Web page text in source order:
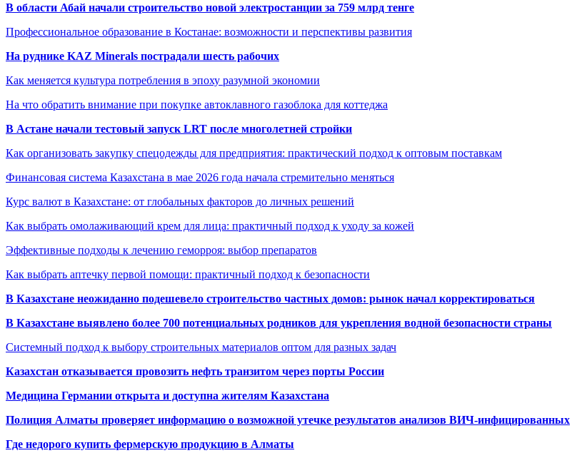
В области Абай начали строительство новой электростанции за 759 млрд тенге
Профессиональное образование в Костанае: возможности и перспективы развития
На руднике KAZ Minerals пострадали шесть рабочих
Как меняется культура потребления в эпоху разумной экономии
На что обратить внимание при покупке автоклавного газоблока для коттеджа
В Астане начали тестовый запуск LRT после многолетней стройки
Как организовать закупку спецодежды для предприятия: практический подход к оптовым поставкам
Финансовая система Казахстана в мае 2026 года начала стремительно меняться
Курс валют в Казахстане: от глобальных факторов до личных решений
Как выбрать омолаживающий крем для лица: практичный подход к уходу за кожей
Эффективные подходы к лечению геморроя: выбор препаратов
Как выбрать аптечку первой помощи: практичный подход к безопасности
В Казахстане неожиданно подешевело строительство частных домов: рынок начал корректироваться
В Казахстане выявлено более 700 потенциальных родников для укрепления водной безопасности страны
Системный подход к выбору строительных материалов оптом для разных задач
Казахстан отказывается провозить нефть транзитом через порты России
Медицина Германии открыта и доступна жителям Казахстана
Полиция Алматы проверяет информацию о возможной утечке результатов анализов ВИЧ-инфицированных
Где недорого купить фермерскую продукцию в Алматы